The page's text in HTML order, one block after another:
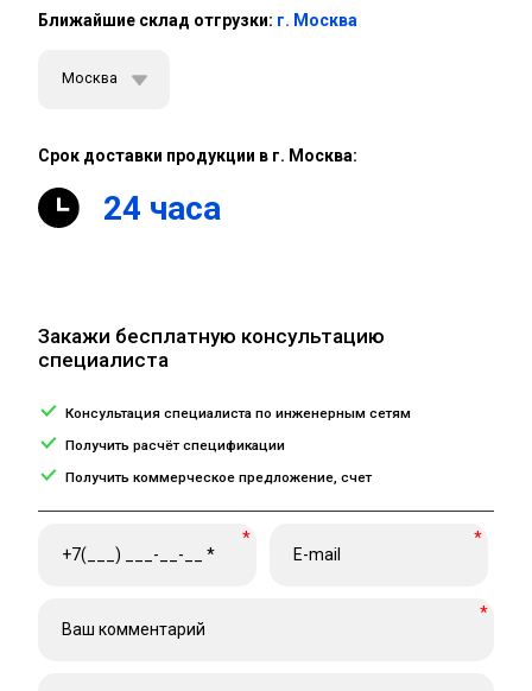
Ближайшие склад отгрузки: г. Москва
Москва
Срок доставки продукции в г. Москва:
24 часа
Закажи бесплатную консультацию
специалиста
Консультация специалиста по инженерным сетям
Получить расчёт спецификации
Получить коммерческое предложение, счет
* *
*